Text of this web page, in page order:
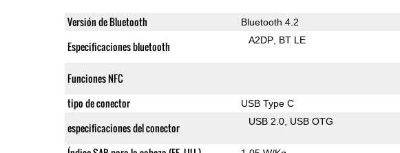
Versión de Bluetooth Bluetooth 4.2
Especificaciones bluetooth A2DP BT LE
Funciones NFC
tipo de conector USB Type C
especificaciones del conector USB 2.0 USB OTG